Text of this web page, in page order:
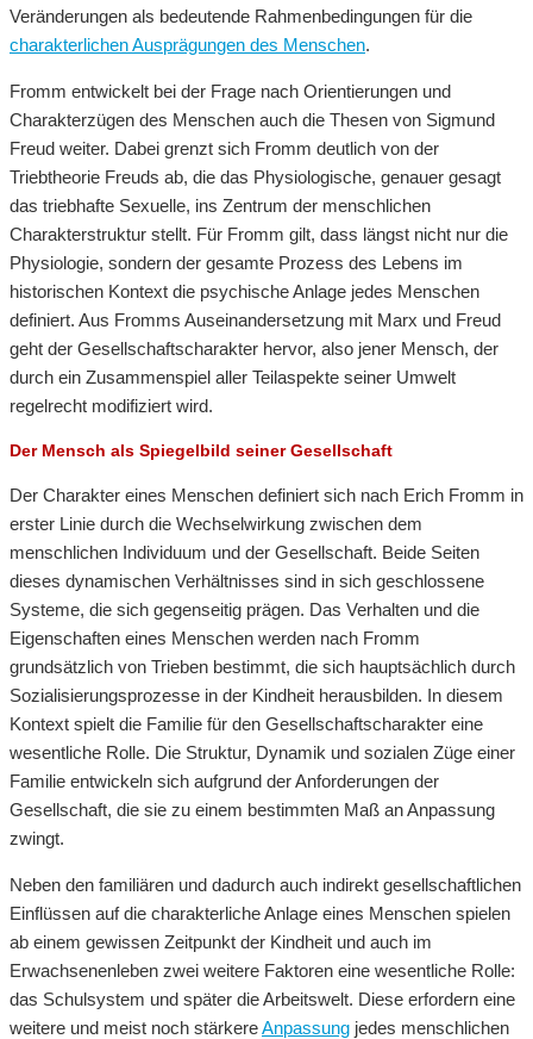
Veränderungen als bedeutende Rahmenbedingungen für die
charakterlichen Ausprägungen des Menschen.
Fromm entwickelt bei der Frage nach Orientierungen und
Charakterzügen des Menschen auch die Thesen von Sigmund
Freud weiter. Dabei grenzt sich Fromm deutlich von der
Triebtheorie Freuds ab, die das Physiologische, genauer gesagt
das triebhafte Sexuelle, ins Zentrum der menschlichen
Charakterstruktur stellt. Für Fromm gilt, dass längst nicht nur die
Physiologie, sondern der gesamte Prozess des Lebens im
historischen Kontext die psychische Anlage jedes Menschen
definiert. Aus Fromms Auseinandersetzung mit Marx und Freud
geht der Gesellschaftscharakter hervor, also jener Mensch, der
durch ein Zusammenspiel aller Teilaspekte seiner Umwelt
regelrecht modifiziert wird.
Der Mensch als Spiegelbild seiner Gesellschaft
Der Charakter eines Menschen definiert sich nach Erich Fromm in
erster Linie durch die Wechselwirkung zwischen dem
menschlichen Individuum und der Gesellschaft. Beide Seiten
dieses dynamischen Verhältnisses sind in sich geschlossene
Systeme, die sich gegenseitig prägen. Das Verhalten und die
Eigenschaften eines Menschen werden nach Fromm
grundsätzlich von Trieben bestimmt, die sich hauptsächlich durch
Sozialisierungsprozesse in der Kindheit herausbilden. In diesem
Kontext spielt die Familie für den Gesellschaftscharakter eine
wesentliche Rolle. Die Struktur, Dynamik und sozialen Züge einer
Familie entwickeln sich aufgrund der Anforderungen der
Gesellschaft, die sie zu einem bestimmten Maß an Anpassung
zwingt.
Neben den familiären und dadurch auch indirekt gesellschaftlichen
Einflüssen auf die charakterliche Anlage eines Menschen spielen
ab einem gewissen Zeitpunkt der Kindheit und auch im
Erwachsenenleben zwei weitere Faktoren eine wesentliche Rolle:
das Schulsystem und später die Arbeitswelt. Diese erfordern eine
weitere und meist noch stärkereAnpassung jedes menschlichen